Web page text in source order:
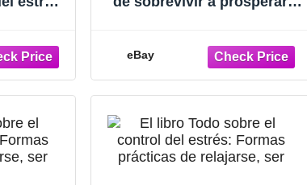
eBay